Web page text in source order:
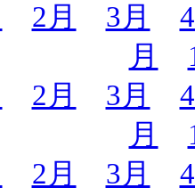
2月 3月
月
2月 3月
月
2月 3月